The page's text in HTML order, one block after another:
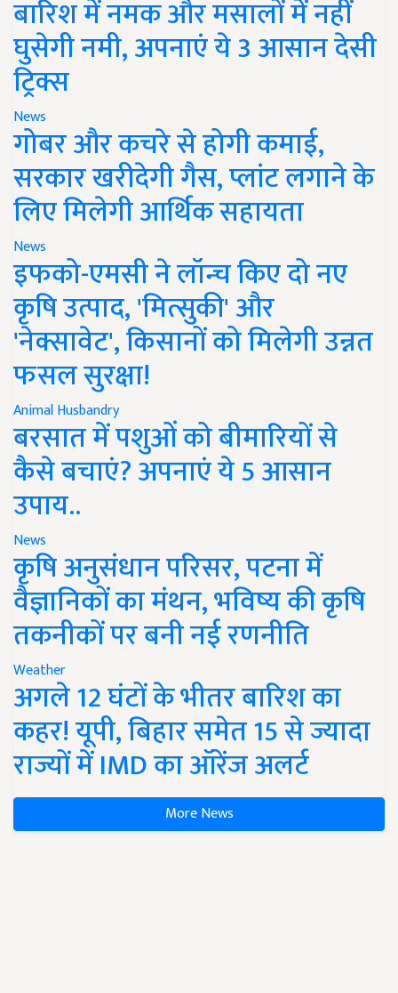
बारिश में नमक और मसालों में नहीं
घुसेगी नमी, अपनाएं ये 3 आसान देसी
ट्रिक्स
News
गोबर और कचरे से होगी कमाई,
सरकार खरीदेगी गैस, प्लांट लगाने के
लिए मिलेगी आर्थिक सहायता
News
इफको-एमसी ने लॉन्च किए दो नए
कृषि उत्पाद, 'मित्सुकी' और
'नेक्सावेट', किसानों को मिलेगी उन्नत
फसल सुरक्षा!
Animal Husbandry
बरसात में पशुओं को बीमारियों से
कैसे बचाएं? अपनाएं ये 5 आसान
उपाय..
News
कृषि अनुसंधान परिसर, पटना में
वैज्ञानिकों का मंथन, भविष्य की कृषि
तकनीकों पर बनी नई रणनीति
Weather
अगले 12 घंटों के भीतर बारिश का
कहर! यूपी, बिहार समेत 15 से ज्यादा
राज्यों में IMD का ऑरेंज अलर्ट
More News